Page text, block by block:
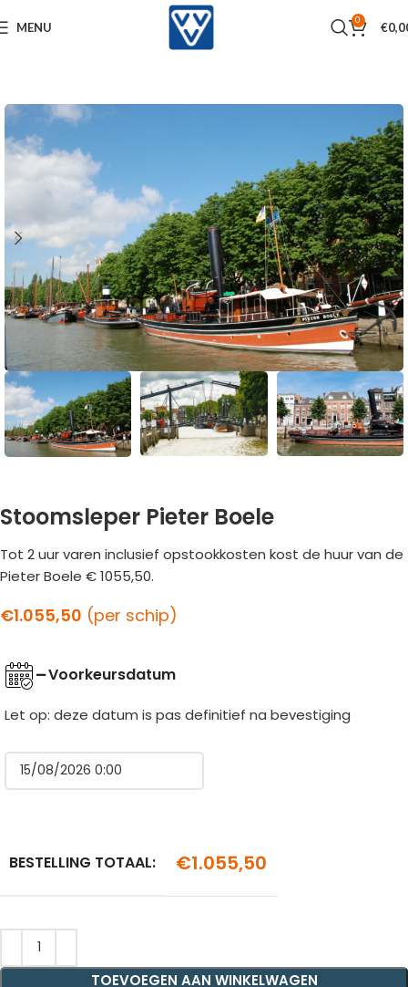
MENU 0 €
Varen
Stoomsleper Pieter Boele
Tot 2 uur varen inclusief opstookkosten kost de huur van de
Pieter Boele € 1055,50.
€1.055,50 (per schip)
Voorkeursdatum
Let op: deze datum is pas definitief na bevestiging
BESTELLING TOTAAL: €1.055,50
TOEVOEGEN AAN WINKELWAGEN